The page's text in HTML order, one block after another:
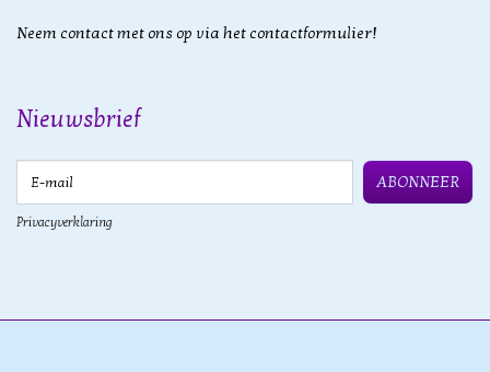
Neem contact met ons op via het contactformulier!
Nieuwsbrief
ABONNEER
Privacyverklaring